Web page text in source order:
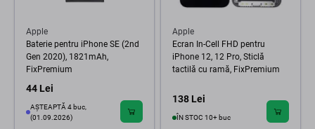
Apple
Baterie pentru iPhone SE (2nd
Gen 2020), 1821mAh,
FixPremium
44 Lei
AȘTEAPTĂ 4 buc,
(01.09.2026)
Apple
Ecran In-Cell FHD pentru
iPhone 12, 12 Pro, Sticlă
tactilă cu ramă, FixPremium
138 Lei
ÎN STOC 10+ buc